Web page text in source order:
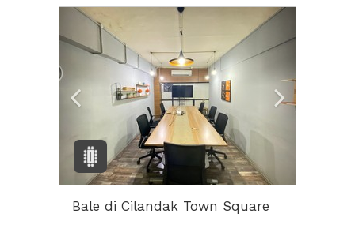
Previous Next2
Bale di Cilandak Town Square